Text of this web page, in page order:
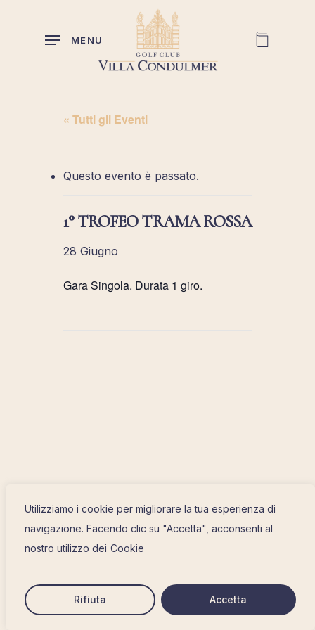
Utilizziamo i cookie per migliorare la tua esperienza di
navigazione. Facendo clic su "Accetta", acconsenti al
nostro utilizzo dei Cookie
Rifiuta Accetta
MENU
« Tutti gli Eventi
Questo evento è passato.
1° TROFEO TRAMA ROSSA
28 Giugno
Gara Singola. Durata 1 giro.